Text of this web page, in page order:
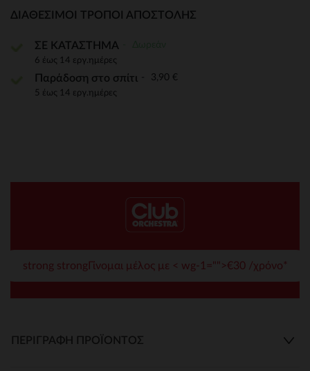
ΔΙΑΘΈΣΙΜΟΙ ΤΡΌΠΟΙ ΑΠΟΣΤΟΛΉΣ
ΣΕ ΚΑΤΑΣΤΗΜΑ
6 έως 14 εργ.ημέρες
Παράδοση στο σπίτι 3,90 €
5 έως 14 εργ.ημέρες
strong strongΓίνομαι μέλος με < wg-1="">€30 /χρόνο*
ΠΕΡΙΓΡΑΦΉ ΠΡΟΪΌΝΤΟΣ